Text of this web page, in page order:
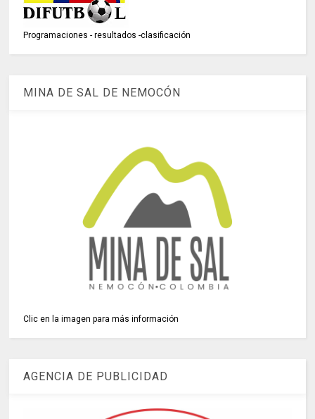
Programaciones - resultados -clasificación
MINA DE SAL DE NEMOCÓN
Clic en la imagen para más información
AGENCIA DE PUBLICIDAD